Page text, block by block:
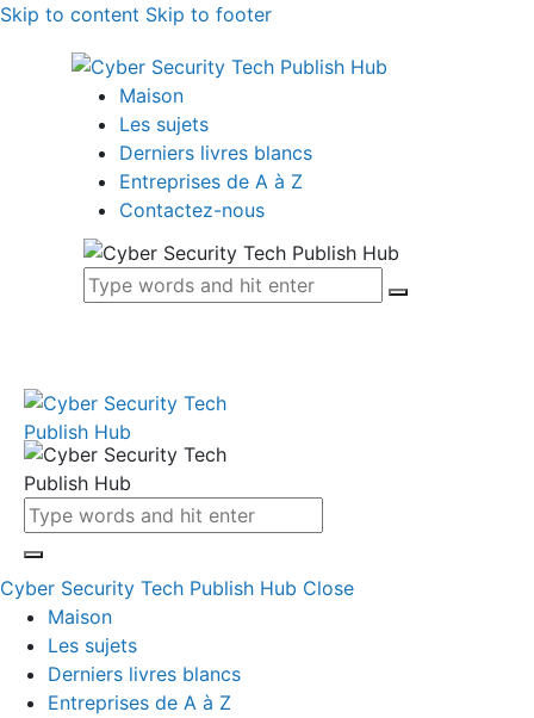
Skip to content Skip to footer
Maison
Les sujets
Derniers livres blancs
Entreprises de A à Z
Contactez-nous
Cyber Security Tech Publish Hub Close
Maison
Les sujets
Derniers livres blancs
Entreprises de A à Z